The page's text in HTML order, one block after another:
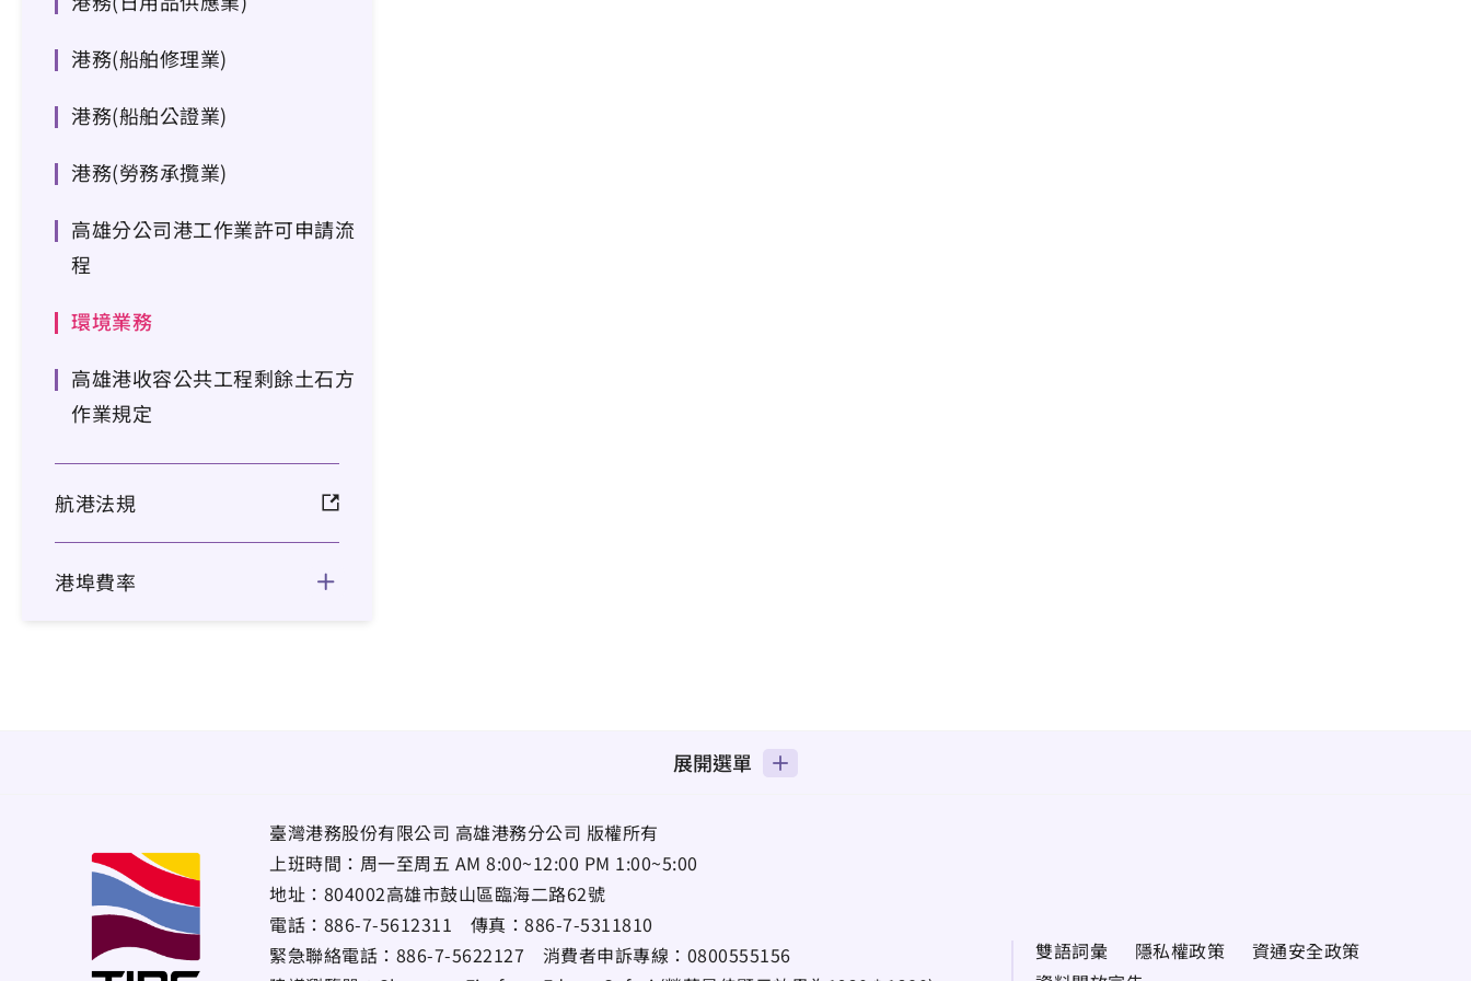
港務(船舶修理業)
港務(船舶公證業)
港務(勞務承攬業)
高雄分公司港工作業許可申請流
程
環境業務
高雄港收容公共工程剩餘土石方
作業規定
航港法規
港埠費率
展開選單
臺灣港務股份有限公司 高雄港務分公司 版權所有
上班時間：周一至周五 AM 8:00~12:00 PM 1:00~5:00
地址： 804002高雄市鼓山區臨海二路62號
電話： 886-7-5612311 傳真： 886-7-5311810
緊急聯絡電話： 886-7-5622127 消費者申訴專線： 0800555156
雙語詞彙 隱私權政策
資通安全政策